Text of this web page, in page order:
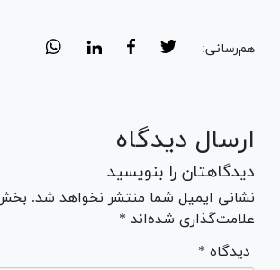
هم‌رسانی:
ارسال دیدگاه
دیدگاهتان را بنویسید
نشانی ایمیل شما منتشر نخواهد شد.
علامت‌گذاری شده‌اند *
* دیدگاه